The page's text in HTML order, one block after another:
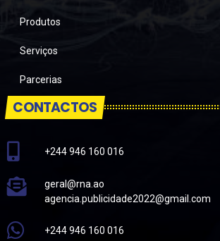
Produtos
Serviços
Parcerias
CONTACTOS
+244 946 160 016
geral@rna.ao
agencia.publicidade2022@gmail.com
+244 946 160 016